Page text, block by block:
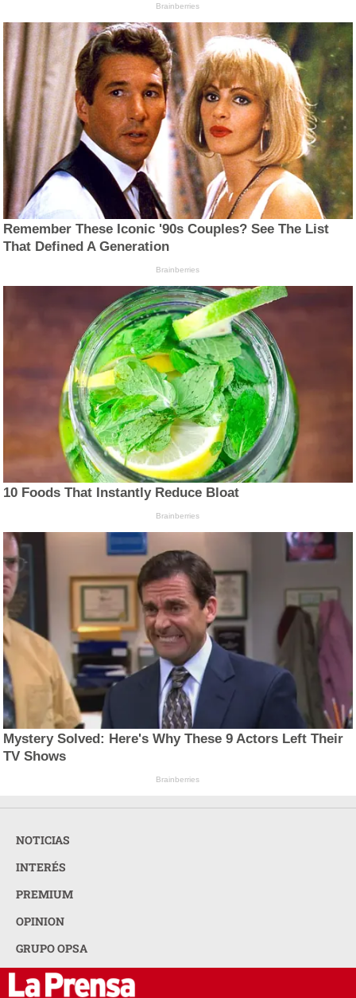
Brainberries
Remember These Iconic '90s Couples? See The List
That Defined A Generation
Brainberries
10 Foods That Instantly Reduce Bloat
Brainberries
Mystery Solved: Here's Why These 9 Actors Left Their
TV Shows
Brainberries
NOTICIAS
INTERÉS
PREMIUM
OPINION
GRUPO OPSA